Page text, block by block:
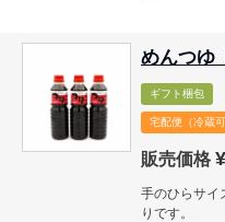
めんつゆ
ギフト梱包
宅配便（冷蔵可
販売価格 ¥
手のひらサイ
りです。